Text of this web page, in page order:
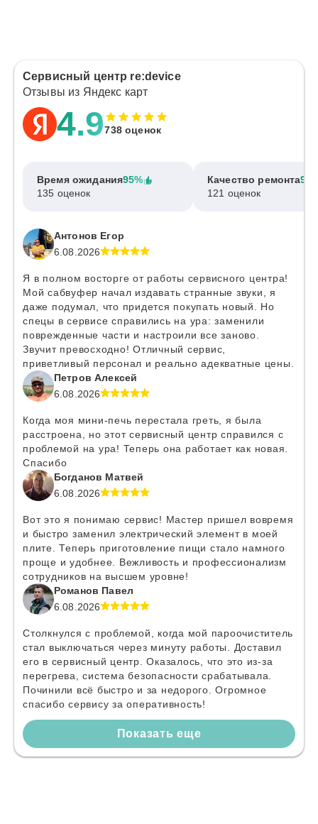
Сервисный центр re:device
Отзывы из Яндекс карт
4.9738 оценок
Время ожидания95%
135 оценок
Качество ремонта
121 оценок
Антонов Егор
6.08.2026
Я в полном восторге от работы сервисного центра!
Мой сабвуфер начал издавать странные звуки, я
даже подумал, что придется покупать новый. Но
спецы в сервисе справились на ура: заменили
поврежденные части и настроили все заново.
Звучит превосходно! Отличный сервис,
приветливый персонал и реально адекватные цены.
Петров Алексей
6.08.2026
Когда моя мини-печь перестала греть, я была
расстроена, но этот сервисный центр справился с
проблемой на ура! Теперь она работает как новая.
Спасибо
Богданов Матвей
6.08.2026
Вот это я понимаю сервис! Мастер пришел вовремя
и быстро заменил электрический элемент в моей
плите. Теперь приготовление пищи стало намного
проще и удобнее. Вежливость и профессионализм
сотрудников на высшем уровне!
Романов Павел
6.08.2026
Столкнулся с проблемой, когда мой пароочиститель
стал выключаться через минуту работы. Доставил
его в сервисный центр. Оказалось, что это из-за
перегрева, система безопасности срабатывала.
Починили всё быстро и за недорого. Огромное
спасибо сервису за оперативность!
Показать еще